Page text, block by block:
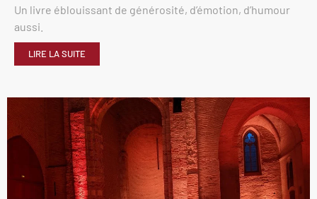
Un livre éblouissant de générosité, d’émotion, d’humour
aussi.
LIRE LA SUITE